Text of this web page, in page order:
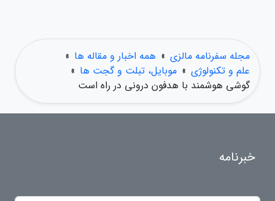
مجله سفرنامه مالزی » همه اخبار و مقاله ها »
علم و تکنولوژی » موبایل، تبلت و گجت ها »
گوشی هوشمند با هدفون درونی در راه است
خبرنامه